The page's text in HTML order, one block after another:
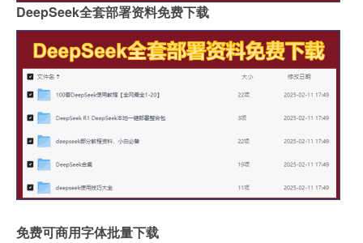
DeepSeek全套部署资料免费下载
免费可商用字体批量下载